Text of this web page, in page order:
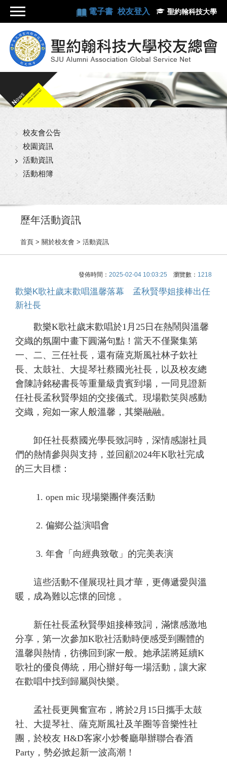
電子書 校友登入 聖約翰科技大學
校友會公告
校園資訊
活動資訊
活動相簿
歷年活動資訊
首頁 > 關於校友會 > 活動資訊
發佈時間： 2025-02-04 10:03:25 瀏覽數： 1218
歡樂K歌社歲末歡唱溫馨落幕 孟秋賢學姐接棒出任
新社長
歡樂K歌社歲末歡唱於1月25日在熱鬧與溫馨
交織的氛圍中畫下圓滿句點！當天不僅聚集第
一、二、三任社長，還有薩克斯風社林子欽社
長、太鼓社、大提琴社蔡國光社長，以及校友總
會陳詩銘秘書長等重量級貴賓到場，一同見證新
任社長孟秋賢學姐的交接儀式。現場歡笑與感動
交織，宛如一家人般溫馨，其樂融融。
卸任社長蔡國光學長致詞時，深情感謝社員
們的熱情參與與支持，並回顧2024年K歌社完成
的三大目標：
1. open mic 現場樂團伴奏活動
2. 偏鄉公益演唱會
3. 年會「向經典致敬」的完美表演
這些活動不僅展現社員才華，更傳遞愛與溫
暖，成為難以忘懷的回憶 。
新任社長孟秋賢學姐接棒致詞，滿懷感激地
分享，第一次參加K歌社活動時便感受到團體的
溫馨與熱情，彷彿回到家一般。她承諾將延續K
歌社的優良傳統，用心辦好每一場活動，讓大家
在歡唱中找到歸屬與快樂。
孟社長更興奮宣布，將於2月15日攜手太鼓
社、大提琴社、薩克斯風社及羊圈等音樂性社
團，於校友 H&D客家小炒餐廳舉辦聯合春酒
Party，勢必掀起新一波高潮！